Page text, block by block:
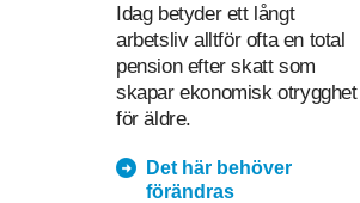
Idag betyder ett långt
arbetsliv alltför ofta en total
pension efter skatt som
skapar ekonomisk otrygghet
för äldre.
Det här behöver
förändras